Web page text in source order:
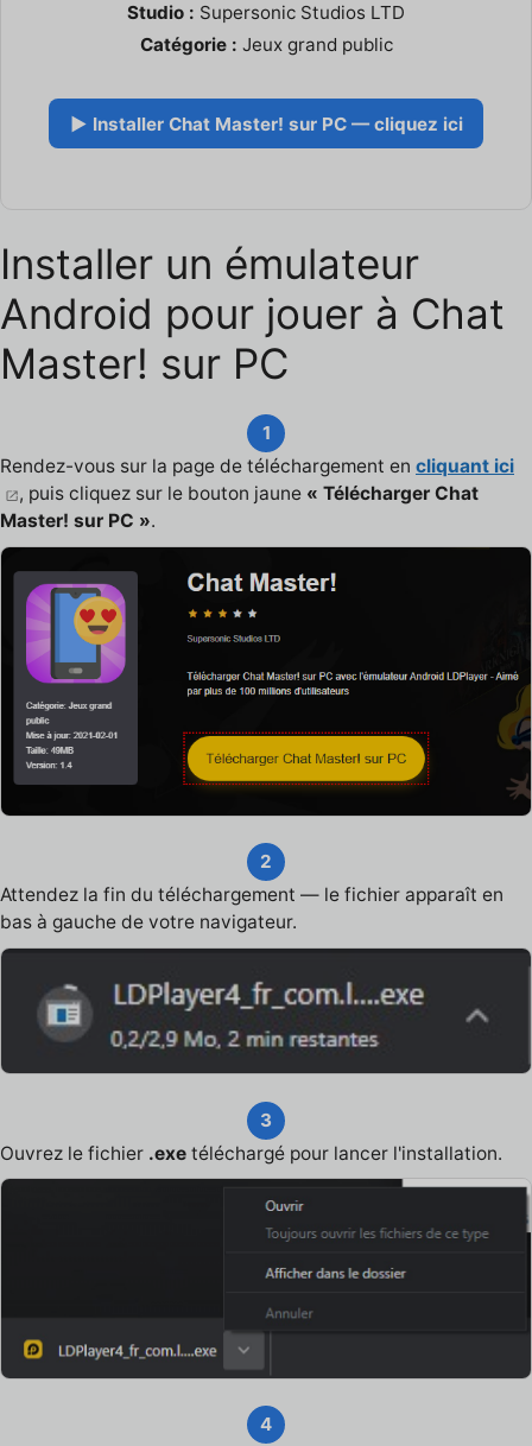
Studio : Supersonic Studios LTD
Catégorie : Jeux grand public
▶ Installer Chat Master! sur PC — cliquez ici
Installer un émulateur
Android pour jouer à Chat
Master! sur PC
1
Rendez-vous sur la page de téléchargement en cliquant ici
, puis cliquez sur le bouton jaune « Télécharger Chat
Master! sur PC ».
2
Attendez la fin du téléchargement — le fichier apparaît en
bas à gauche de votre navigateur.
3
Ouvrez le fichier .exe téléchargé pour lancer l'installation.
4